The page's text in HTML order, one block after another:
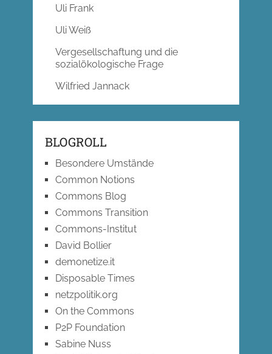
Uli Frank
Uli Weiß
Vergesellschaftung und die
sozialökologische Frage
Wilfried Jannack
BLOGROLL
Besondere Umstände
Common Notions
Commons Blog
Commons Transition
Commons-Institut
David Bollier
demonetize.it
Disposable Times
netzpolitik.org
On the Commons
P2P Foundation
Sabine Nuss